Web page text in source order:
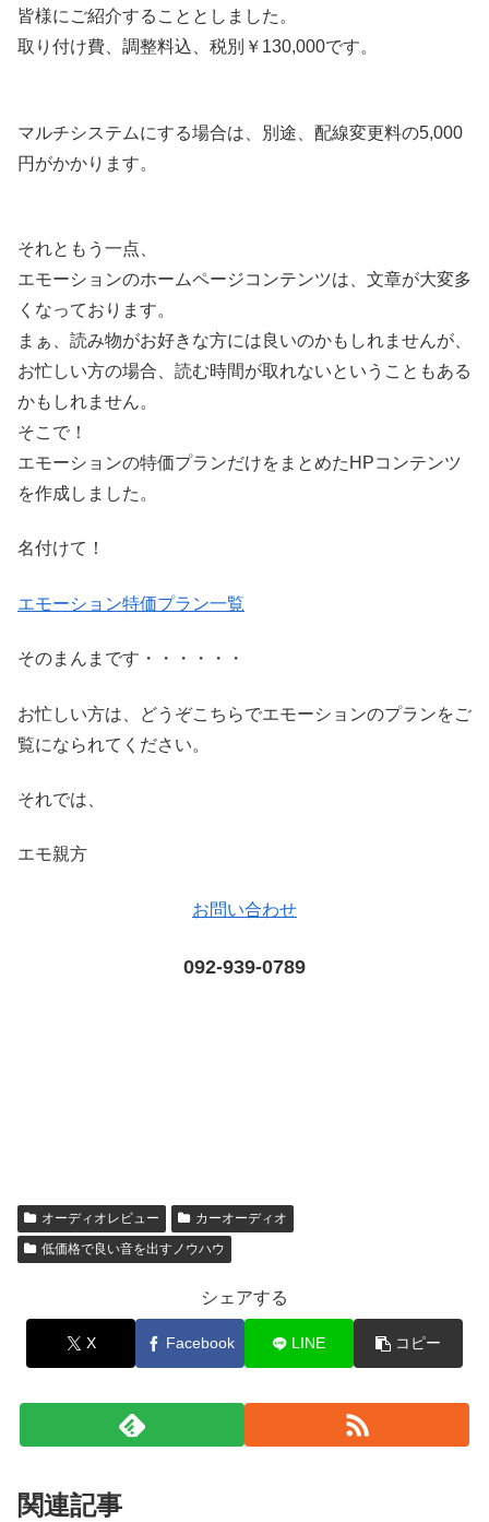
皆様にご紹介することとしました。
取り付け費、調整料込、税別￥130,000です。
マルチシステムにする場合は、別途、配線変更料の5,000
円がかかります。
それともう一点、
エモーションのホームページコンテンツは、文章が大変多
くなっております。
まぁ、読み物がお好きな方には良いのかもしれませんが、
お忙しい方の場合、読む時間が取れないということもある
かもしれません。
そこで！
エモーションの特価プランだけをまとめたHPコンテンツ
を作成しました。
名付けて！
エモーション特価プラン一覧
そのまんまです・・・・・・
お忙しい方は、どうぞこちらでエモーションのプランをご
覧になられてください。
それでは、
エモ親方
お問い合わせ
092-939-0789
オーディオレビュー
カーオーディオ
低価格で良い音を出すノウハウ
シェアする
X Facebook LINE コピー
関連記事